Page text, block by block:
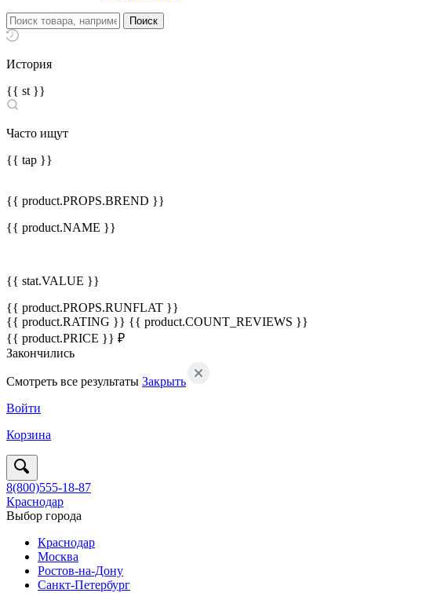
История
{{ st }}
Часто ищут
{{ tap }}
{{ product.PROPS.BREND }}
{{ product.NAME }}
{{ stat.VALUE }}
{{ product.PROPS.RUNFLAT }}
{{ product.RATING }} {{ product.COUNT_REVIEWS }}
{{ product.PRICE }} ₽
Закончились
Смотреть все результаты Закрыть
Войти
Корзина
8(800)555-18-87
Краснодар
Выбор города
Краснодар
Москва
Ростов-на-Дону
Санкт-Петербург